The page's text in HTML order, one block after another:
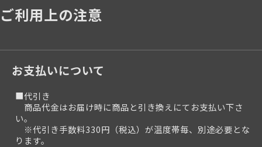
ご利用上の注意
お支払いについて
■代引き
商品代金はお届け時に商品と引き換えにてお支払い下さ
い。
※代引き手数料330円（税込）が温度帯毎、別途必要とな
ります。